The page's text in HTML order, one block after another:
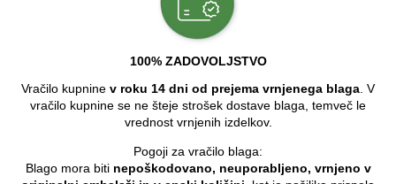
100% ZADOVOLJSTVO
Vračilo kupnine v roku 14 dni od prejema vrnjenega blaga . V
vračilo kupnine se ne šteje strošek dostave blaga, temveč le
vrednost vrnjenih izdelkov.
Pogoji za vračilo blaga:
Blago mora biti nepoškodovano, neuporabljeno, vrnjeno v